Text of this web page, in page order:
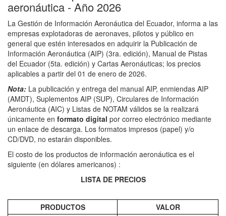
aeronáutica - Año 2026
La Gestión de Información Aeronáutica del Ecuador, informa a las
empresas explotadoras de aeronaves, pilotos y público en
general que estén interesados en adquirir la Publicación de
Información Aeronáutica (AIP) (3ra. edición), Manual de Pistas
del Ecuador (5ta. edición) y Cartas Aeronáuticas; los precios
aplicables a partir del 01 de enero de 2026.
Nota: La publicación y entrega del manual AIP, enmiendas AIP
(AMDT), Suplementos AIP (SUP), Circulares de Información
Aeronáutica (AIC) y Listas de NOTAM válidos se la realizará
únicamente en formato digital por correo electrónico mediante
un enlace de descarga. Los formatos impresos (papel) y/o
CD/DVD, no estarán disponibles.
El costo de los productos de información aeronáutica es el
siguiente (en dólares americanos) :
LISTA DE PRECIOS
PRODUCTOS
VALOR